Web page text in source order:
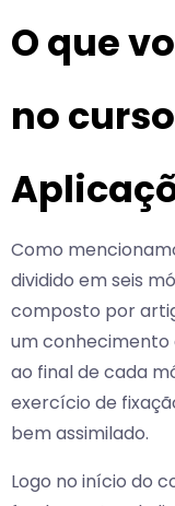
O que
no
Como
dividido em seis
composto por
um conhecimento
ao final de cada
exercício de
bem assimilado.
Logo no início do